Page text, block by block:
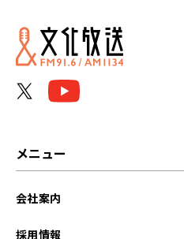
メニュー
会社案内
採用情報